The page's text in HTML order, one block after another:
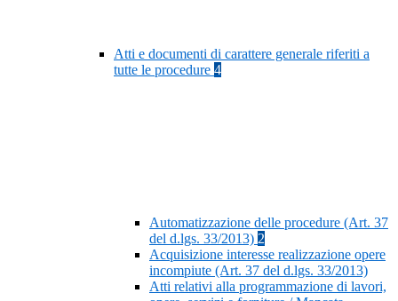
Atti e documenti di carattere generale riferiti a
tutte le procedure 4
Automatizzazione delle procedure (Art. 37
del d.lgs. 33/2013) 2
Acquisizione interesse realizzazione opere
incompiute (Art. 37 del d.lgs. 33/2013)
Atti relativi alla programmazione di lavori,